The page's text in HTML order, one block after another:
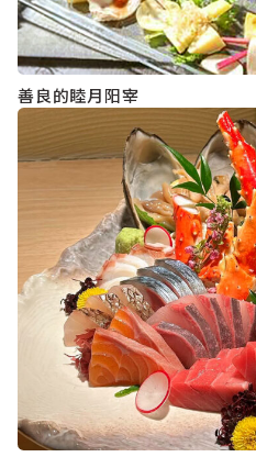
善良的睦月阳宰